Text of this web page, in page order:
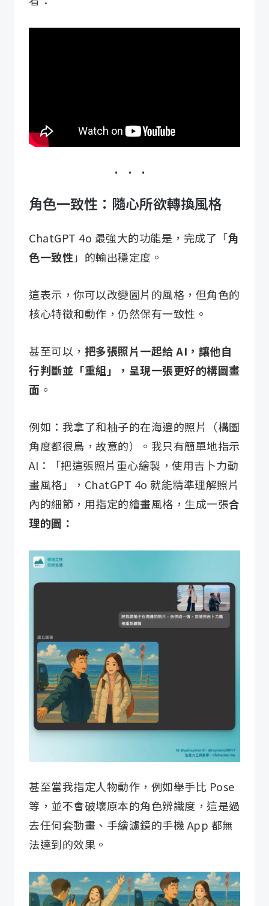
角色一致性：隨心所欲轉換風格
ChatGPT 4o 最強大的功能是，完成了「角
色一致性 」的輸出穩定度。
這表示，你可以改變圖片的風格，但角色的
核心特徵和動作，仍然保有一致性。
甚至可以， 把多張照片一起給 AI，讓他自
行判斷並「重組」，呈現一張更好的構圖畫
面 。
例如：我拿了和柚子的在海邊的照片（構圖
角度都很鳥，故意的）。我只有簡單地指示
AI：「把這張照片重心繪製，使用吉卜力動
畫風格」，ChatGPT 4o 就能精準理解照片
內的細節，用指定的繪畫風格，生成一張合
理的圖：
甚至當我指定人物動作，例如舉手比 Pose
等，並不會破壞原本的角色辨識度，這是過
去任何套動畫、手繪濾鏡的手機 App 都無
法達到的效果。